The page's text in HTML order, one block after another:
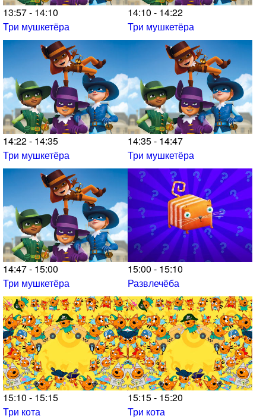
13:57 - 14:10
Три мушкетёра
14:10 - 14:22
Три мушкетёра
14:22 - 14:35
Три мушкетёра
14:35 - 14:47
Три мушкетёра
14:47 - 15:00
Три мушкетёра
15:00 - 15:10
Развлечёба
15:10 - 15:15
Три кота
15:15 - 15:20
Три кота